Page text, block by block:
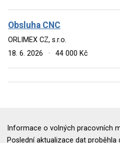
Obsluha CNC
ORLIMEX CZ, s.r.o.
18. 6. 2026
· 44 000 Kč
Informace o volných pracovních
Poslední aktualizace dat proběhla